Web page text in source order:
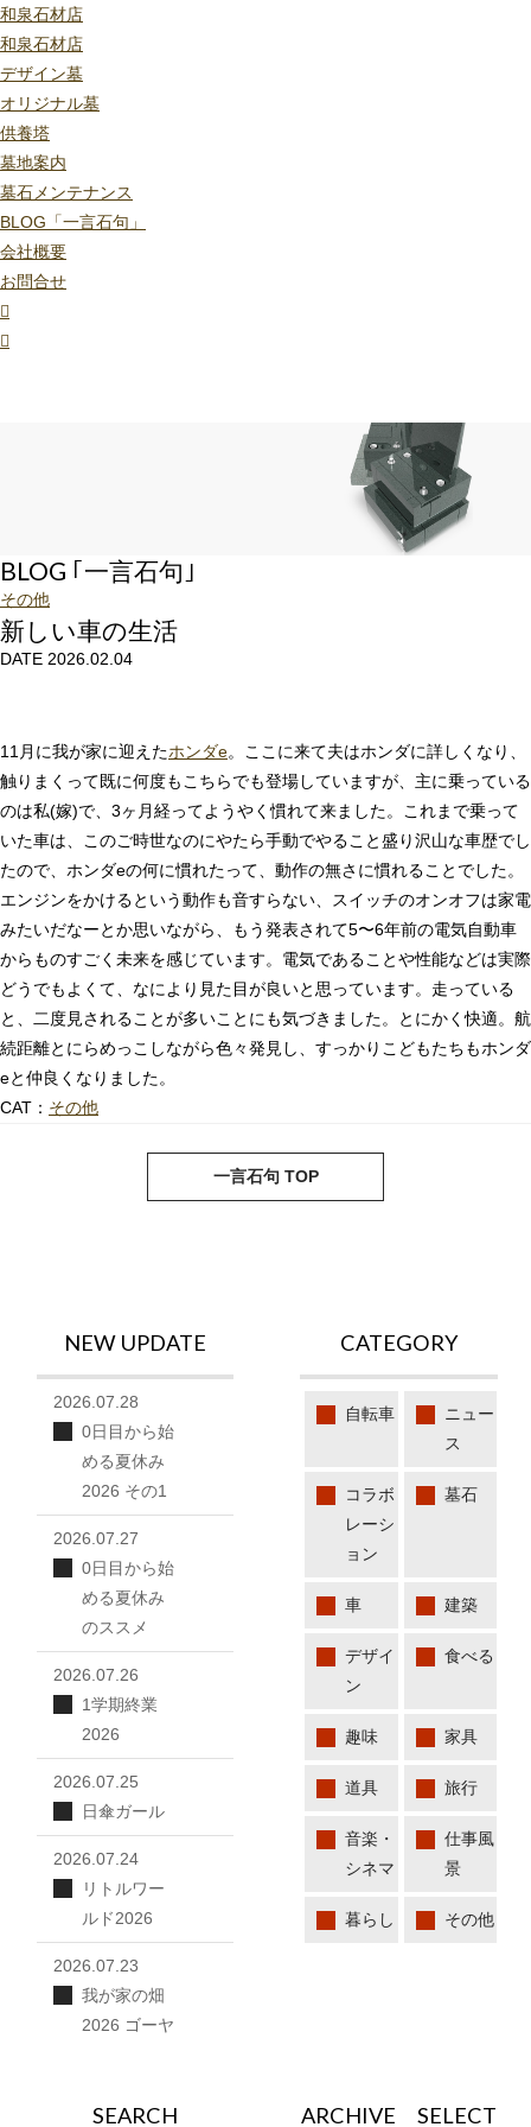
和泉石材店
和泉石材店
デザイン墓
オリジナル墓
供養塔
墓地案内
墓石メンテナンス
BLOG「一言石句」
会社概要
お問合せ
BLOG ｢一言石句｣
その他
新しい車の生活
DATE 2026.02.04
11月に我が家に迎えたホンダe。ここに来て夫はホンダに詳しくなり、
触りまくって既に何度もこちらでも登場していますが、主に乗っている
のは私(嫁)で、3ヶ月経ってようやく慣れて来ました。これまで乗って
いた車は、このご時世なのにやたら手動でやること盛り沢山な車歴でし
たので、ホンダeの何に慣れたって、動作の無さに慣れることでした。
エンジンをかけるという動作も音すらない、スイッチのオンオフは家電
みたいだなーとか思いながら、もう発表されて5〜6年前の電気自動車
からものすごく未来を感じています。電気であることや性能などは実際
どうでもよくて、なにより見た目が良いと思っています。走っている
と、二度見されることが多いことにも気づきました。とにかく快適。航
続距離とにらめっこしながら色々発見し、すっかりこどもたちもホンダ
eと仲良くなりました。
CAT： その他
一言石句 TOP
CATEGORY
自転車
ニュー
ス
コラボ
レーシ
ョン
墓石
車 建築
デザイ
ン
食べる
趣味 家具
道具 旅行
音楽・
シネマ
仕事風
景
暮らし その他
NEW UPDATE
2026.07.28
0日目から始
める夏休み
2026 その1
2026.07.27
0日目から始
める夏休み
のススメ
2026.07.26
1学期終業
2026
2026.07.25
日傘ガール
2026.07.24
リトルワー
ルド2026
2026.07.23
我が家の畑
2026 ゴーヤ
ARCHIVE SELECT
SEARCH